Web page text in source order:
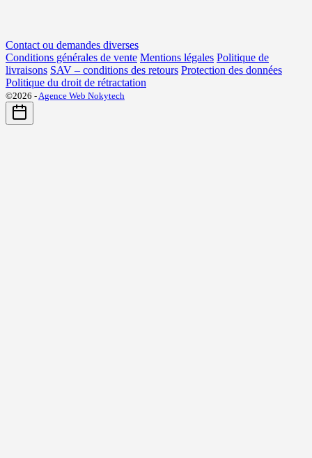
Contact ou demandes diverses
Conditions générales de vente Mentions légales Politique de
livraisons SAV – conditions des retours Protection des données
Politique du droit de rétractation
©2026 -Agence Web Nokytech